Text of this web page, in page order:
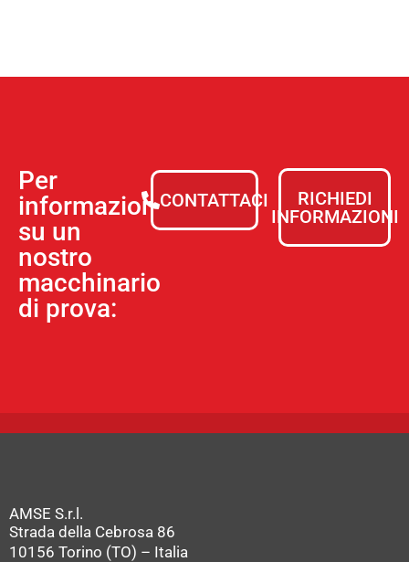
Per
informazioni
su un
nostro
macchinario
di prova:
CONTATTACI
RICHIEDI
INFORMAZIONI
AMSE S.r.l.
Strada della Cebrosa 86
10156 Torino (TO) – Italia